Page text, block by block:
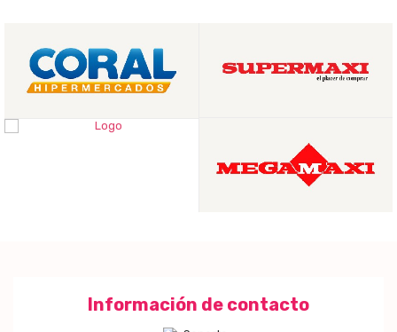
Información de contacto